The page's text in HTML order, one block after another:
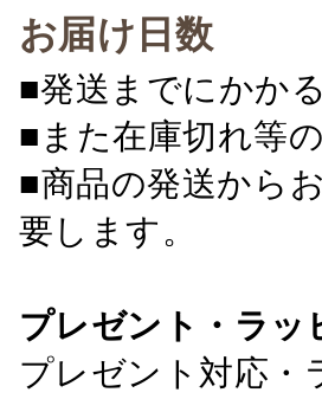
お届け日数
■発送までにかか
■また在庫切れ等
■商品の発送から
要します。
プレゼント・ラッ
プレゼント対応・